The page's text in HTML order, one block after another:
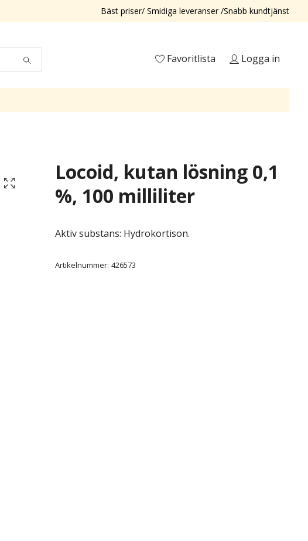
Bäst priser/ Smidiga leveranser /Snabb kundtjänst
Favoritlista Logga in
Locoid, kutan lösning 0,1
%, 100 milliliter
Aktiv substans: Hydrokortison.
Artikelnummer: 426573